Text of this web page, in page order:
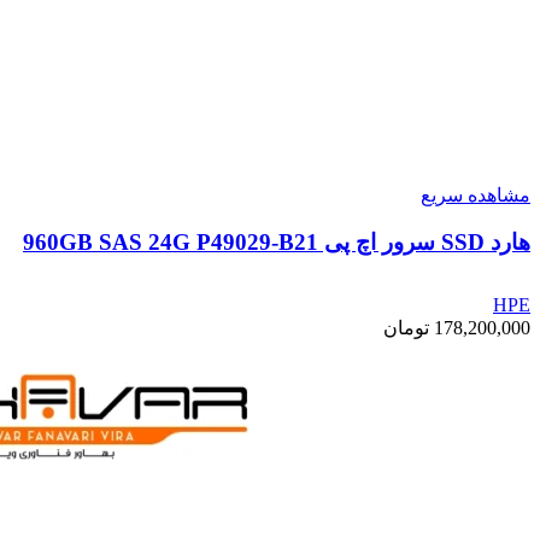
مشاهده سریع
هارد SSD سرور اچ پی 960GB SAS 24G P49029-B21
HPE
178,200,000 تومان